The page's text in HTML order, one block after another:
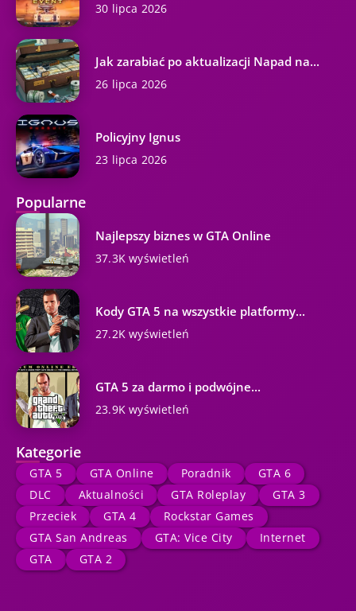
30 lipca 2026
Jak zarabiać po aktualizacji Napad na...
26 lipca 2026
Policyjny Ignus
23 lipca 2026
Popularne
Najlepszy biznes w GTA Online
37.3K wyświetleń
Kody GTA 5 na wszystkie platformy...
27.2K wyświetleń
GTA 5 za darmo i podwójne...
23.9K wyświetleń
Kategorie
GTA 5 GTA Online Poradnik
GTA 6
DLC
Aktualności GTA Roleplay
GTA 3
Przeciek
GTA 4
Rockstar Games
GTA San Andreas
GTA: Vice City
Internet
GTA
GTA 2